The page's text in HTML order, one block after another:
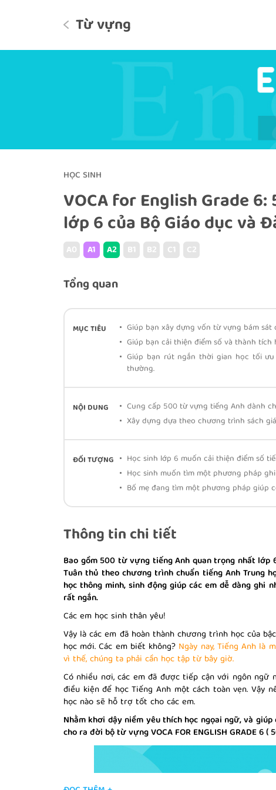
Từ vựng
HỌC SINH
VOCA for English Grade
lớp 6 của Bộ Giáo dục và
A0 A1 A2 B1 B2 C1 C2
Tổng quan
MỤC TIÊU
Giúp bạn xây dựng vốn từ vựng bám
Giúp bạn cải thiện điểm số và thành
Giúp bạn rút ngắn thời gian học tối
thường.
NỘI DUNG
Cung cấp 500 từ vựng tiếng Anh dành
Xây dựng dựa theo chương trình sách
ĐỐI TƯỢNG
Học sinh lớp 6 muốn cải thiện điểm số
Học sinh muốn tìm một phương pháp
Bố mẹ đang tìm một phương pháp giúp
Thông tin chi tiết
Bao gồm 500 từ vựng tiếng Anh quan trọng nhất lớp
Tuân thủ theo chương trình chuẩn tiếng Anh Trung
học thông minh, sinh động giúp các em dễ dàng
rất ngắn.
Các em học sinh thân yêu!
Vậy là các em đã hoàn thành chương trình học của
học mới. Các em biết không? Ngày nay, Tiếng Anh
vì thế, chúng ta phải cần học tập từ bây giờ.
Có nhiều nơi, các em đã được tiếp cận với ngôn
điều kiện để học Tiếng Anh một cách toàn vẹn. Vậy
học nào sẽ hỗ trợ tốt cho các em.
Nhằm khơi dậy niềm yêu thích học ngọai ngữ, và
cho ra đời bộ từ vựng VOCA FOR ENGLISH GRADE